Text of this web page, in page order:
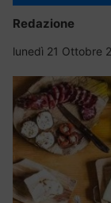
Redazione
lunedì 21 Ottobre